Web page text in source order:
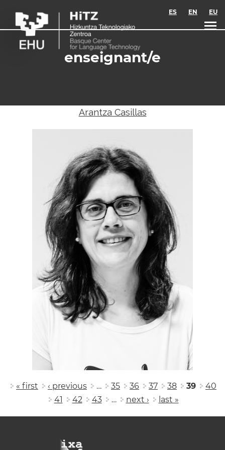
ES EN EU
enseignant/e
Arantza Casillas
Pages
« first ‹ previous … 35 36 37 38 39
40
41
42 43 … next › last »